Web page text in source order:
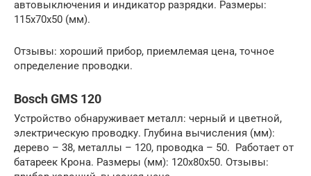
автовыключения и индикатор разрядки. Размеры:
115х70х50 (мм).
Отзывы: хороший прибор, приемлемая цена, точное
определение проводки.
Bosch GMS 120
Устройство обнаруживает металл: черный и цветной,
электрическую проводку. Глубина вычисления (мм):
дерево – 38, металлы – 120, проводка – 50. Работает от
батареек Крона. Размеры (мм): 120х80х50. Отзывы: